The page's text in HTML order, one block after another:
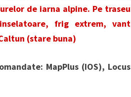
de iarna alpine. Pe traseu
frig extrem, vant
(stare buna)
MapPlus (IOS), Locus